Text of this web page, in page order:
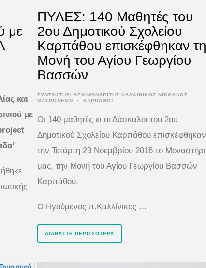
με
και
με
ΠΥΛΕΣ: 140 Μαθητές του
2ου Δημοτικού Σχολείου
Καρπάθου επισκέφθηκαν τη
Μονή του Αγίου Γεωργίου
Βασσών
ΣΥΝΤΆΚΤΗΣ: ΑΡΧΙΜΑΝΔΡΙΤΗΣ ΚΑΛΛΙΝΙΚΟΣ ΝΙΚΟΛΑΟΣ
ΜΑΥΡΟΛΕΩΝ
• ΚΑΡΠΑΘΟΣ
Οι 140 μαθητές κι οι Δάσκαλοι του 2ου
Δημοτικού Σχολείου Καρπάθου επισκέφθηκαν
την Τετάρτη 23 Νοεμβρίου 2016 το Μοναστήρι
μας, την Μονή του Αγίου Γεωργίου Βασσών
Καρπάθου.
Ο Ηγούμενος π.Καλλίνικος …
ΔΙΑΒΆΣΤΕ ΠΕΡΙΣΣΌΤΕΡΑ